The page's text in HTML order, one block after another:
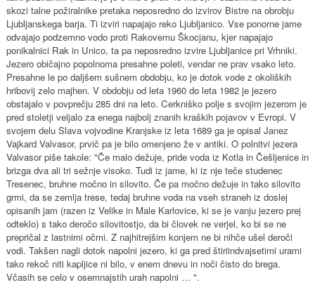
skozi talne požiralnike pretaka neposredno do izvirov Bistre na obrobju
Ljubljanskega barja. Ti izviri napajajo reko Ljubljanico. Vse ponorne jame
odvajajo podzemno vodo proti Rakovemu Škocjanu, kjer napajajo
ponikalnici Rak in Unico, ta pa neposredno izvire Ljubljanice pri Vrhniki.
Jezero običajno popolnoma presahne poleti, vendar ne prav vsako leto.
Presahne le po daljšem sušnem obdobju, ko je dotok vode z okoliških
hribovij zelo majhen. V obdobju od leta 1960 do leta 1982 je jezero
obstajalo v povprečju 285 dni na leto. Cerkniško polje s svojim jezerom je
pred stoletji veljalo za enega najbolj znanih kraških pojavov v Evropi. V
svojem delu Slava vojvodine Kranjske iz leta 1689 ga je opisal Janez
Vajkard Valvasor, prvič pa je bilo omenjeno že v antiki. O polnitvi jezera
Valvasor piše takole: "Če malo dežuje, pride voda iz Kotla in Češljenice in
brizga dva ali tri sežnje visoko. Tudi iz jame, ki iz nje teče studenec
Tresenec, bruhne močno in silovito. Če pa močno dežuje in tako silovito
grmi, da se zemlja trese, tedaj bruhne voda na vseh straneh iz doslej
opisanih jam (razen iz Velike in Male Karlovice, ki se je vanju jezero prej
odteklo) s tako deročo silovitostjo, da bi človek ne verjel, ko bi se ne
prepričal z lastnimi očmi. Z najhitrejšim konjem ne bi nihče ušel deroči
vodi. Takšen nagli dotok napolni jezero, ki ga pred štiriindvajsetimi urami
tako rekoč niti kapljice ni bilo, v enem dnevu in noči čisto do brega.
Včasih se celo v osemnajstih urah napolni … ".